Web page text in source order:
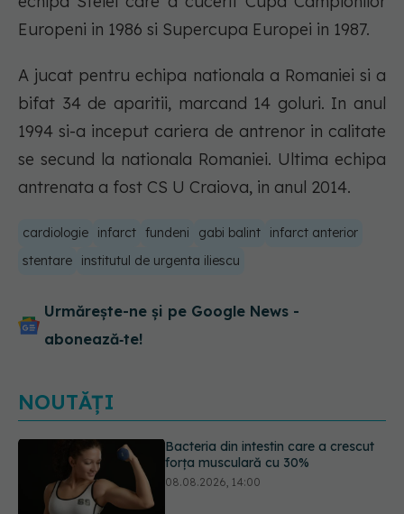
Europeni in 1986 si Supercupa Europei in 1987.
A jucat pentru echipa nationala a Romaniei si a
bifat 34 de aparitii, marcand 14 goluri. In anul
1994 si-a inceput cariera de antrenor in calitate
se secund la nationala Romaniei. Ultima echipa
antrenata a fost CS U Craiova, in anul 2014.
cardiologie infarct fundeni gabi balint
infarct anterior
stentare
institutul de urgenta iliescu
Urmărește-ne și pe Google News -
abonează‑te!
NOUTĂȚI
5 mituri despre menstruație pe care
să nu le mai crezi